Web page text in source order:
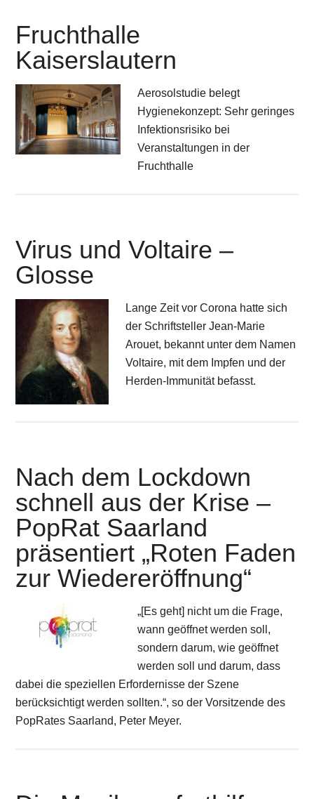
Fruchthalle
Kaiserslautern
Aerosolstudie belegt
Hygienekonzept: Sehr geringes
Infektionsrisiko bei
Veranstaltungen in der
Fruchthalle
Virus und Voltaire –
Glosse
Lange Zeit vor Corona hatte sich
der Schriftsteller Jean-Marie
Arouet, bekannt unter dem Namen
Voltaire, mit dem Impfen und der
Herden-Immunität befasst.
Nach dem Lockdown
schnell aus der Krise –
PopRat Saarland
präsentiert „Roten Faden
zur Wiedereröffnung“
„[Es geht] nicht um die Frage,
wann geöffnet werden soll,
sondern darum, wie geöffnet
werden soll und darum, dass
dabei die speziellen Erfordernisse der Szene
berücksichtigt werden sollten.“, so der Vorsitzende des
PopRates Saarland, Peter Meyer.